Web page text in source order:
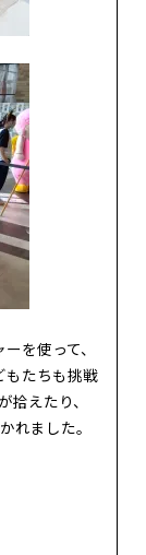
を使って、
もたちも挑戦
拾えたり、
れました。